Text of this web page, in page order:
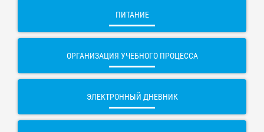
ПИТАНИЕ
ОРГАНИЗАЦИЯ УЧЕБНОГО ПРОЦЕССА
ЭЛЕКТРОННЫЙ ДНЕВНИК